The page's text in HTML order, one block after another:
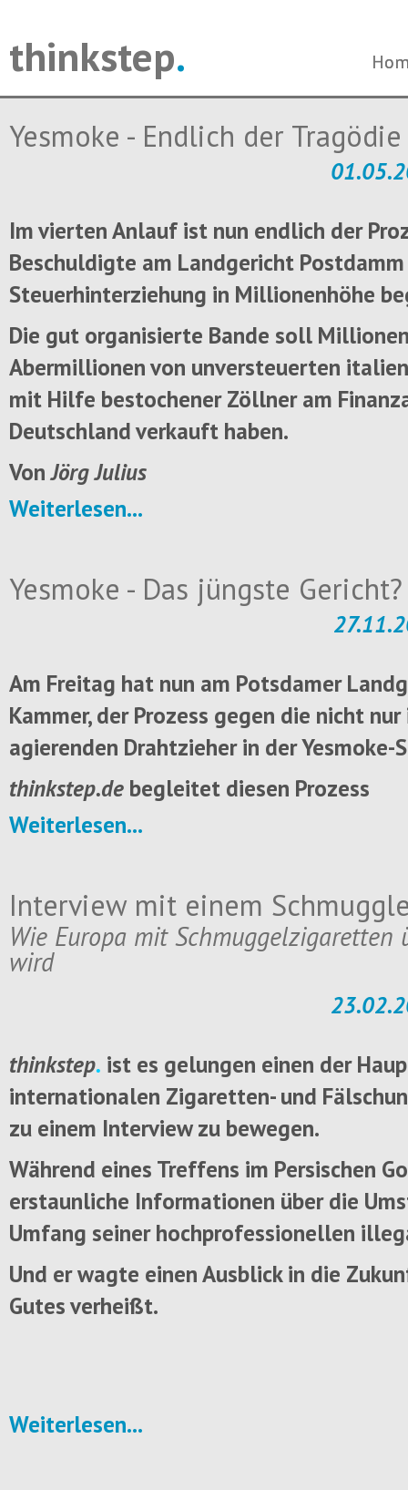
thinkstep.
Yesmoke - Endlich der
Im vierten Anlauf ist nun endlich der
Beschuldigte am Landgericht
Steuerhinterziehung in Millionenhöhe
Die gut organisierte Bande soll
Abermillionen von unversteuerten
mit Hilfe bestochener Zöllner am
Deutschland verkauft haben.
VonJörg Julius
Weiterlesen...
Yesmoke - Das jüngste Gericht?
Am Freitag hat nun am Potsdamer
Kammer, der Prozess gegen die nicht
agierenden Drahtzieher in der Yesmoke-
thinkstep.de begleitet diesen Prozess
Weiterlesen...
Interview mit einem
Wie Europa mit Schmuggelzigaretten
wird
thinkstep. ist es gelungen einen der
internationalen Zigaretten- und
zu einem Interview zu bewegen.
Während eines Treffens im Persischen
erstaunliche Informationen über die
Umfang seiner hochprofessionellen
Und er wagte einen Ausblick in die
Gutes verheißt.
Weiterlesen...